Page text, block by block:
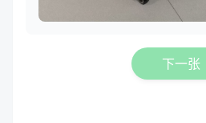
下一张